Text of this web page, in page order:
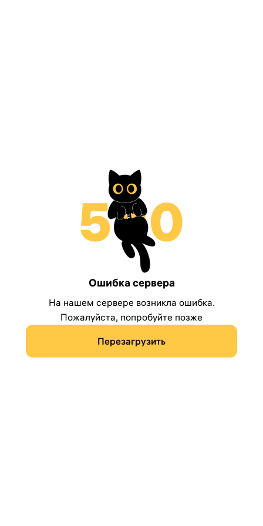
Ошибка сервера
На нашем сервере возникла ошибка.
Пожалуйста, попробуйте позже
Перезагрузить